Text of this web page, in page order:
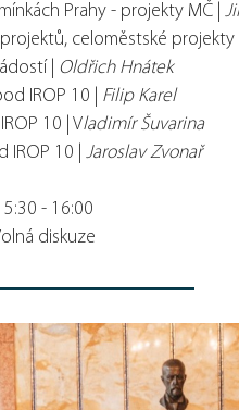
Prahy - projekty MČ |
celoměstské projekty |
| Oldřich Hnátek
IROP 10 | Filip Karel
10 | Vladimír Šuvarina
IROP 10 | Jaroslav Zvonař
- 16:00
diskuze